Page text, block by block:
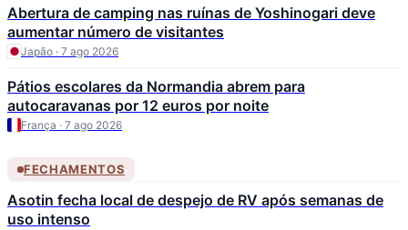
Abertura de camping nas ruínas de Yoshinogari deve
aumentar número de visitantes
Japão · 7 ago 2026
Pátios escolares da Normandia abrem para
autocaravanas por 12 euros por noite
França · 7 ago 2026
FECHAMENTOS
Asotin fecha local de despejo de RV após semanas de
uso intenso